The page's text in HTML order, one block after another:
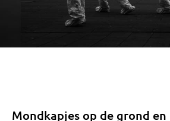
Mondkapjes op de grond